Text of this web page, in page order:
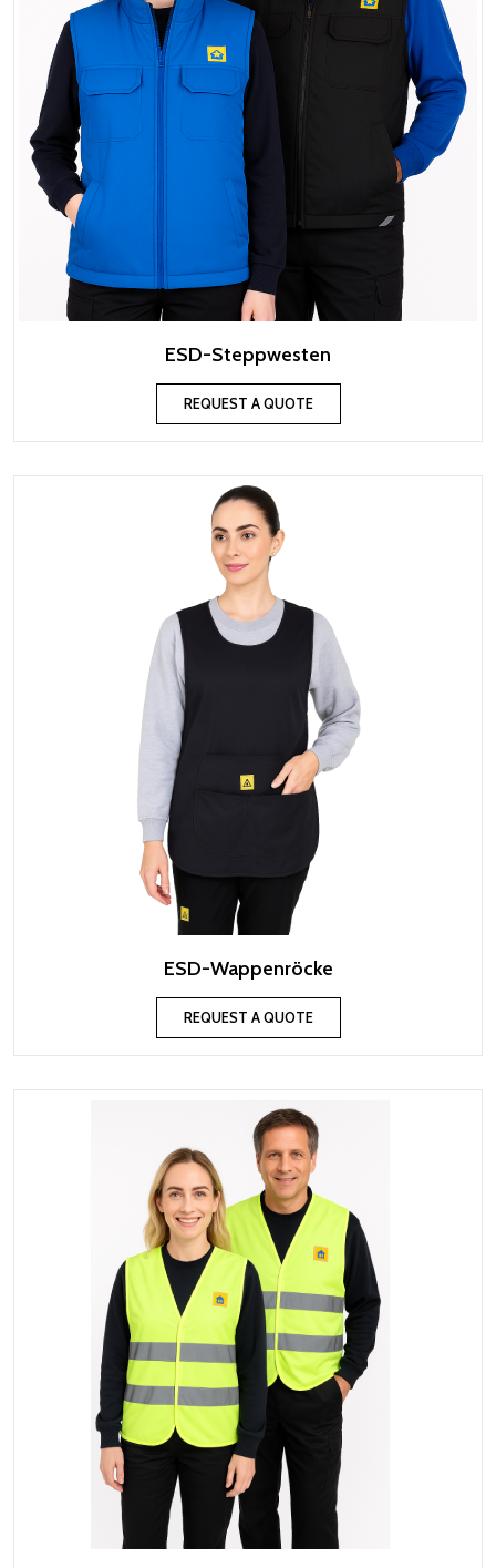
ESD-Steppwesten
REQUEST A QUOTE
ESD-Wappenröcke
REQUEST A QUOTE